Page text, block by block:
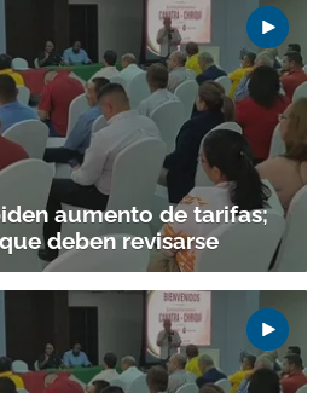
aumento de tarifas;
deben revisarse